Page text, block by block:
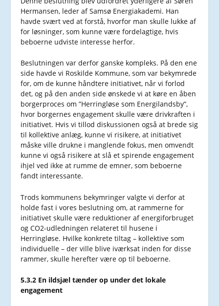
Hermansen, leder af Samsø Energiakademi. Han
havde svært ved at forstå, hvorfor man skulle lukke af
for løsninger, som kunne være fordelagtige, hvis
beboerne udviste interesse herfor.
Beslutningen var derfor ganske kompleks. På den ene
side havde vi Roskilde Kommune, som var bekymrede
for, om de kunne håndtere initiativet, når vi forlod
det, og på den anden side ønskede vi at køre en åben
borgerproces om ”Herringløse som Energilandsby”,
hvor borgernes engagement skulle være drivkraften i
initiativet. Hvis vi tillod diskussionen også at brede sig
til kollektive anlæg, kunne vi risikere, at initiativet
måske ville drukne i manglende fokus, men omvendt
kunne vi også risikere at slå et spirende engagement
ihjel ved ikke at rumme de emner, som beboerne
fandt interessante.
Trods kommunens bekymringer valgte vi derfor at
holde fast i vores beslutning om, at rammerne for
initiativet skulle være reduktioner af energiforbruget
og CO2-udledningen relateret til husene i
Herringløse. Hvilke konkrete tiltag – kollektive som
individuelle – der ville blive iværksat inden for disse
rammer, skulle herefter være op til beboerne.
5.3.2 En ildsjæl tænder op under det lokale
engagement